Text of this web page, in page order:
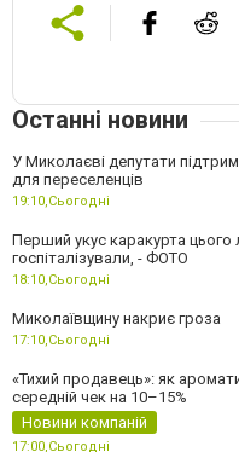
Останні новини
У Миколаєві депутати
для переселенців
19:10, Сьогодні
Перший укус каракурта цього
госпіталізували, - ФОТО
18:10, Сьогодні
Миколаївщину накриє гроза
17:10, Сьогодні
«Тихий продавець»: як
середній чек на 10–15%
Новини компаній
17:00, Сьогодні